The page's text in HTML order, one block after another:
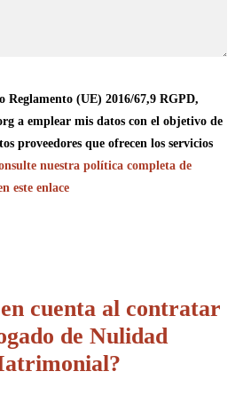
Reglamento (UE) 2016/67,9 RGPD,
a emplear mis datos con el objetivo de
proveedores que ofrecen los servicios
nuestra política completa de
este enlace
cuenta al contratar
de Nulidad